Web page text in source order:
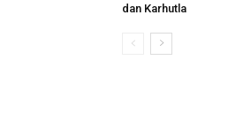
dan Karhutla